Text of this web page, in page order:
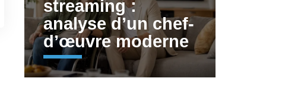
streaming :
analyse d’un chef-
d’œuvre moderne